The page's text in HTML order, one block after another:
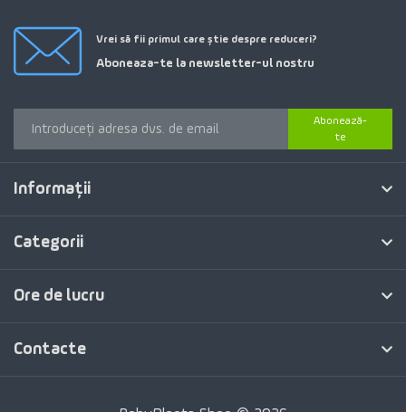
Vrei să fii primul care știe despre reduceri?
Aboneaza-te la newsletter-ul nostru
Abonează-
te
Informaţii
Categorii
Ore de lucru
Contacte